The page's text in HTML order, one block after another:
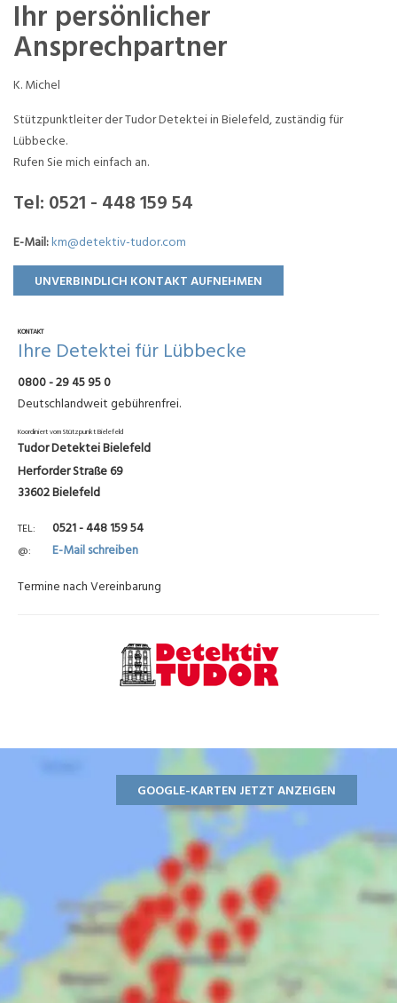
Ihr persönlicher
Ansprechpartner
K. Michel
Stützpunktleiter der Tudor Detektei in Bielefeld, zuständig für
Lübbecke.
Rufen Sie mich einfach an.
Tel: 0521 - 448 159 54
E-Mail:km@detektiv-tudor.com
UNVERBINDLICH KONTAKT AUFNEHMEN
KONTAKT
Ihre Detektei für Lübbecke
0800 - 29 45 95 0
Deutschlandweit gebührenfrei.
Koordiniert vom Stützpunkt Bielefeld
Tudor Detektei Bielefeld
Herforder Straße 69
33602 Bielefeld
TEL 0521 - 448 159 54
@
E-Mail schreiben
Termine nach Vereinbarung
GOOGLE-KARTEN JETZT ANZEIGEN